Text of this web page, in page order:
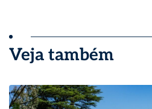
Veja também